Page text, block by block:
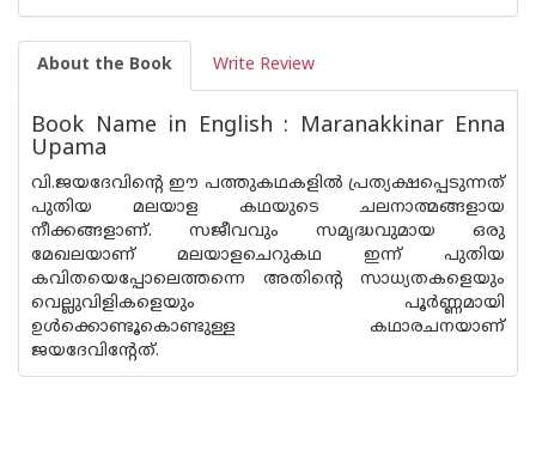
About the Book Write Review
Book Name in English : Maranakkinar Enna
Upama
വി.ജയദേവിന്റെ ഈ പത്തുകഥകളില്‍ പ്രത്യക്ഷപ്പെടുന്നത്
പുതിയ മലയാള കഥയുടെ ചലനാത്മങ്ങളായ
നീക്കങ്ങളാണ്. സജീവവും സമൃദ്ധവുമായ ഒരു
മേഖലയാണ് മലയാളചെറുകഥ ഇന്ന് പുതിയ
കവിതയെപ്പോലെത്തന്നെ അതിന്റെ സാധ്യതകളെയും
വെല്ലുവിളികളെയും പൂര്‍ണ്ണമായി
ഉള്‍ക്കൊണ്ടൂകൊണ്ടുള്ള കഥാരചനയാണ്
ജയദേവിന്റേത്.